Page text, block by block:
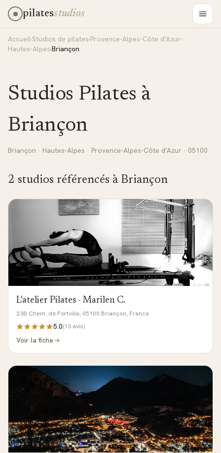
pilatesstudios
Accueil›Studios de pilates›Provence-Alpes-Côte d'Azur›
Hautes-Alpes›Briançon
Studios Pilates à
Briançon
Briançon · Hautes-Alpes · Provence-Alpes-Côte d'Azur · 05100
2 studios référencés à Briançon
L'atelier Pilates - Marilen C.
23B Chem. de Fortville, 05100 Briançon, France
5.0(13 avis)
Voir la fiche